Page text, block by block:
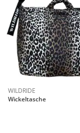
WILDRIDE
Wickeltasche